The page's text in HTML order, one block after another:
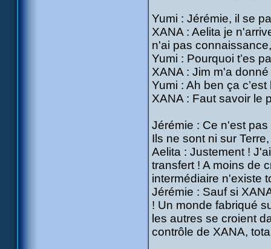
Yumi : Jérémie, il se
XANA : Aelita je
n'ai pas
Yumi : Pourquoi t’es
XANA : Jim m'a
Yumi : Ah ben ça
XANA : Faut savoir le
Jérémie : Ce n'est
Ils ne sont ni sur
Aelita : Justement !
transfert ! A moins de
intermédiaire n'existe
Jérémie : Sauf si
! Un monde fabriqué
les autres se croient
contrôle de XANA,